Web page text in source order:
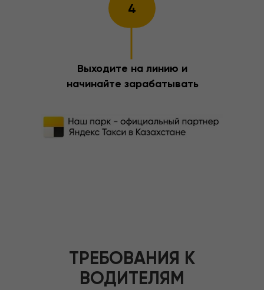
4
Выходите на линию и
начинайте зарабатывать
ТРЕБОВАНИЯ К
ВОДИТЕЛЯМ